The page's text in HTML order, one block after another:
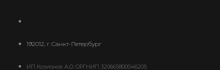
192012, г. Санкт-Петербург
ИП Козионов А.О. ОРГНИП 320665800046205